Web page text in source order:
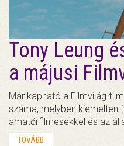
Tony Leung
a májusi
Már kapható a Filmvilág
száma, melyben kiemelten
amatőrfilmesekkel és az
TOVÁBB